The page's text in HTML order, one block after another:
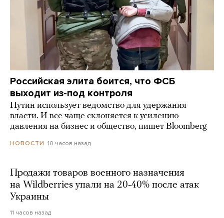
Российская элита боится, что ФСБ
выходит из-под контроля
Путин использует ведомство для удержания
власти. И все чаще склоняется к усилению
давления на бизнес и общество, пишет Bloomberg
НОВОСТИ 10 часов назад
Продажи товаров военного назначения
на Wildberries упали на 20-40% после атак
Украины
11 часов назад